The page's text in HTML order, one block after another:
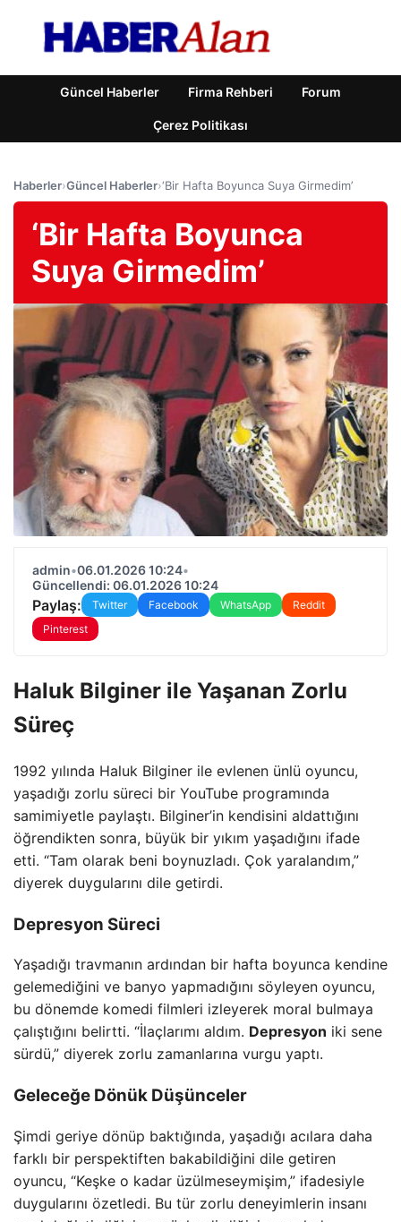
Güncel Haberler Firma Rehberi Forum
Çerez Politikası
Haberler›Güncel Haberler›‘Bir Hafta Boyunca Suya Girmedim’
‘Bir Hafta Boyunca
Suya Girmedim’
admin•06.01.2026 10:24•
Güncellendi: 06.01.2026 10:24
Paylaş: Twitter Facebook WhatsApp
Reddit
Pinterest
Haluk Bilginer ile Yaşanan Zorlu
Süreç
1992 yılında Haluk Bilginer ile evlenen ünlü oyuncu,
yaşadığı zorlu süreci bir YouTube programında
samimiyetle paylaştı. Bilginer’in kendisini aldattığını
öğrendikten sonra, büyük bir yıkım yaşadığını ifade
etti. “Tam olarak beni boynuzladı. Çok yaralandım,”
diyerek duygularını dile getirdi.
Depresyon Süreci
Yaşadığı travmanın ardından bir hafta boyunca kendine
gelemediğini ve banyo yapmadığını söyleyen oyuncu,
bu dönemde komedi filmleri izleyerek moral bulmaya
çalıştığını belirtti. “İlaçlarımı aldım. Depresyon iki sene
sürdü,” diyerek zorlu zamanlarına vurgu yaptı.
Geleceğe Dönük Düşünceler
Şimdi geriye dönüp baktığında, yaşadığı acılara daha
farklı bir perspektiften bakabildiğini dile getiren
oyuncu, “Keşke o kadar üzülmeseymişim,” ifadesiyle
duygularını özetledi. Bu tür zorlu deneyimlerin insanı